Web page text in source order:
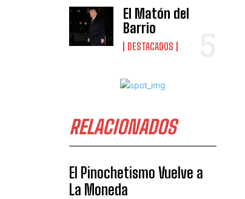
El Matón del
Barrio
DESTACADOS
RELACIONADOS
El Pinochetismo Vuelve a
La Moneda